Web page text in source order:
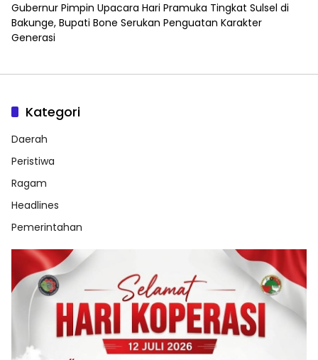
Gubernur Pimpin Upacara Hari Pramuka Tingkat Sulsel di
Bakunge, Bupati Bone Serukan Penguatan Karakter
Generasi
Kategori
Daerah
Peristiwa
Ragam
Headlines
Pemerintahan